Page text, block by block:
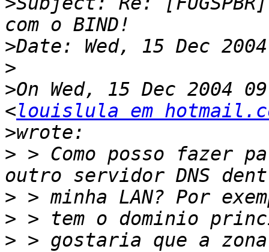
>
>
>On Wed, 15 Dec
<louislula em
>
> > Como posso fazer
>
>
> > gostaria que a